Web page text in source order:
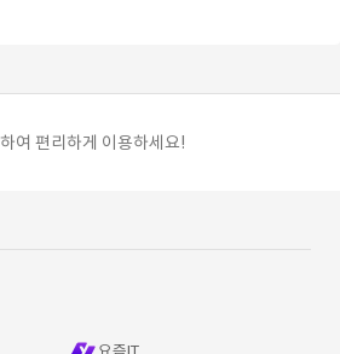
하여 편리하게 이용하세요!